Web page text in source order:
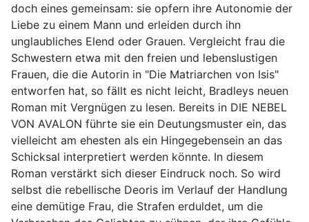
doch eines gemeinsam: sie opfern ihre Autonomie der
Liebe zu einem Mann und erleiden durch ihn
unglaubliches Elend oder Grauen. Vergleicht frau die
Schwestern etwa mit den freien und lebenslustigen
Frauen, die die Autorin in "Die Matriarchen von Isis"
entworfen hat, so fällt es nicht leicht, Bradleys neuen
Roman mit Vergnügen zu lesen. Bereits in DIE NEBEL
VON AVALON führte sie ein Deutungsmuster ein, das
vielleicht am ehesten als ein Hingegebensein an das
Schicksal interpretiert werden könnte. In diesem
Roman verstärkt sich dieser Eindruck noch. So wird
selbst die rebellische Deoris im Verlauf der Handlung
eine demütige Frau, die Strafen erduldet, um die